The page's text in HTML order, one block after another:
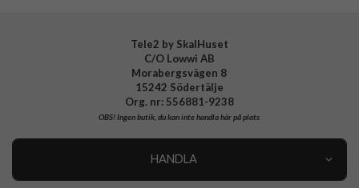
Tele2 by SkalHuset
C/O Lowwi AB
Morabergsvägen 8
15242 Södertälje
Org. nr: 556881-9238
OBS!Ingen butik, du kan inte handla här på plats
HANDLA